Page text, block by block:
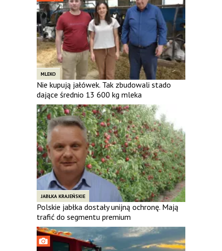
MLEKO
Nie kupują jałówek. Tak zbudowali stado
dające średnio 13 600 kg mleka
JABŁKA KRAJEŃSKIE
Polskie jabłka dostały unijną ochronę. Mają
trafić do segmentu premium